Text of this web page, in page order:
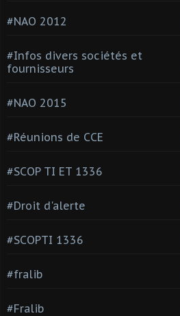
#NAO 2012
#Infos divers sociétés et
fournisseurs
#NAO 2015
#Réunions de CCE
#SCOP TI ET 1336
#Droit d'alerte
#SCOPTI 1336
#fralib
#Fralib